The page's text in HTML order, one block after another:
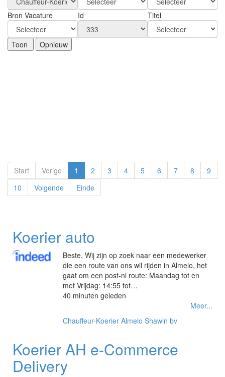
Bron Vacature Id Titel
Start Vorige 1 2 3 4 5 6 7 8
9
10
Volgende Einde
Koerier auto
Beste, Wij zijn op zoek naar een medewerker
die een route van ons wil rijden in Almelo, het
gaat om een post-nl route: Maandag tot en
met Vrijdag: 14:55 tot…
40 minuten geleden
Meer...
Chauffeur-Koerier Almelo Shawin bv
Koerier AH e-Commerce
Delivery